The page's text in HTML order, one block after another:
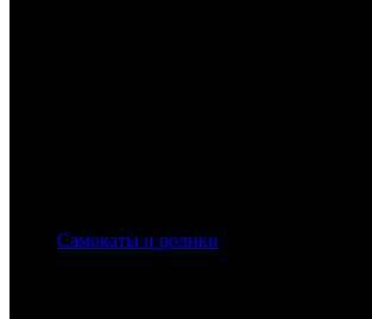
Самокаты и ролики